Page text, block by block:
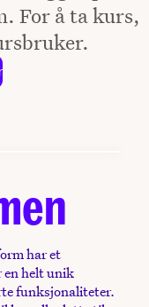
For å ta kurs,
har et
helt unik
funksjonaliteter.